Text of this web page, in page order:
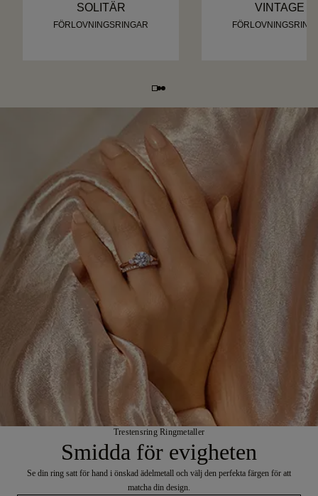
SOLITÄR
FÖRLOVNINGSRINGAR
VINTAGE
Trestensring Ringmetaller
Smidda för evigheten
Se din ring satt för hand i önskad ädelmetall och välj den perfekta färgen för att
matcha din design.